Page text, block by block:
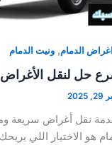
الدمام,ونيت الدمام
حل لنقل الأغراض
نقل أغراض سريعة
هو الاختيار اللي يريحك